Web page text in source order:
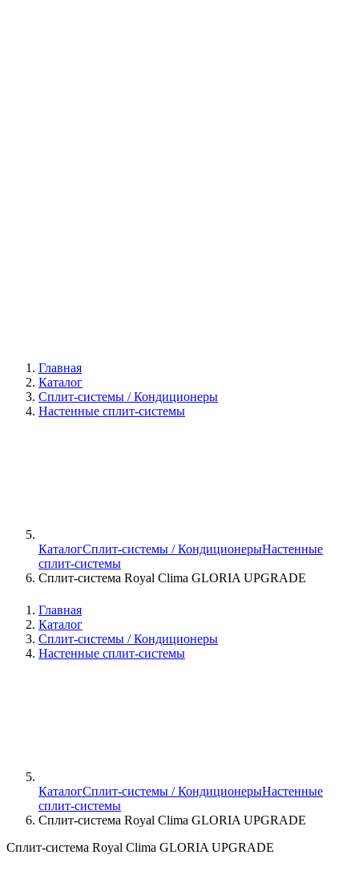
Главная
Каталог
Сплит-системы / Кондиционеры
Настенные сплит-системы
КаталогСплит-системы / КондиционерыНастенные
сплит-системы
Сплит-система Royal Clima GLORIA UPGRADE
Главная
Каталог
Сплит-системы / Кондиционеры
Настенные сплит-системы
КаталогСплит-системы / КондиционерыНастенные
сплит-системы
Сплит-система Royal Clima GLORIA UPGRADE
Сплит-система Royal Clima GLORIA UPGRADE